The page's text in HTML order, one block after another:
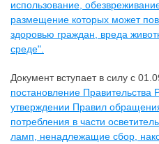
использование,
размещение которых может
здоровью граждан, вреда
среде".
Документ вступает в силу с
постановление
утверждении Правил
потребления в части
ламп, ненадлежащие сбор,